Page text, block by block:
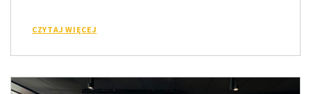
CZYTAJ WIĘCEJ